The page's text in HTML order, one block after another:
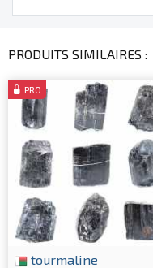
PRODUITS SIMILAIRES :
PRO
tourmaline